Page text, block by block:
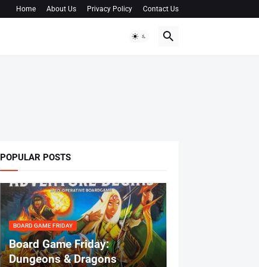
Home About Us Privacy Policy Contact Us
POPULAR POSTS
BOARD GAME FRIDAY
Board Game Friday:
Dungeons & Dragons